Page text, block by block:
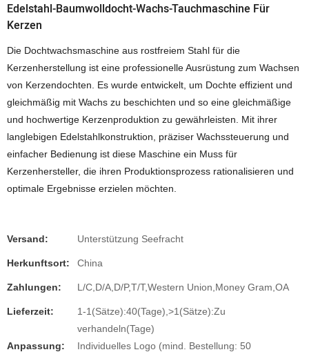
Edelstahl-Baumwolldocht-Wachs-Tauchmaschine Für
Kerzen
Die Dochtwachsmaschine aus rostfreiem Stahl für die
Kerzenherstellung ist eine professionelle Ausrüstung zum Wachsen
von Kerzendochten. Es wurde entwickelt, um Dochte effizient und
gleichmäßig mit Wachs zu beschichten und so eine gleichmäßige
und hochwertige Kerzenproduktion zu gewährleisten. Mit ihrer
langlebigen Edelstahlkonstruktion, präziser Wachssteuerung und
einfacher Bedienung ist diese Maschine ein Muss für
Kerzenhersteller, die ihren Produktionsprozess rationalisieren und
optimale Ergebnisse erzielen möchten.
Versand: Unterstützung Seefracht
Herkunftsort: China
Zahlungen: L/C,D/A,D/P,T/T,Western Union,Money Gram,OA
Lieferzeit:
1-1(Sätze):40(Tage),>1(Sätze):Zu
verhandeln(Tage)
Anpassung:
Individuelles Logo (mind. Bestellung: 50